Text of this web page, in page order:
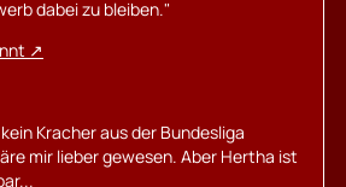
dabei zu bleiben."
Kracher aus der Bundesliga
mir lieber gewesen. Aber Hertha ist